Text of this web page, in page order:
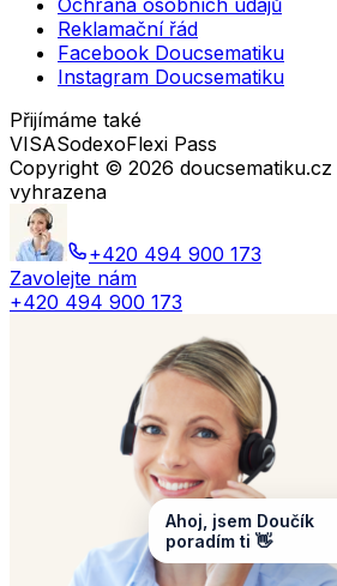
Reklamační řád
Facebook Doucsematiku
Instagram Doucsematiku
Přijímáme také
VISASodexoFlexi Pass
Copyright © 2026
vyhrazena
+420 494 900 173
Zavolejte nám
+420 494 900 173
Ahoj, jsem Doučík
poradím ti 👋